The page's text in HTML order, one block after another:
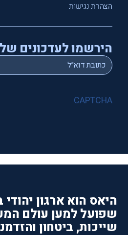
הצהרת נגישות
הירשמו לעדכונים
Email
*
CAPTCHA
היאס הוא ארגון יהודי
שפועל למען עולם
שייכות, ביטחון